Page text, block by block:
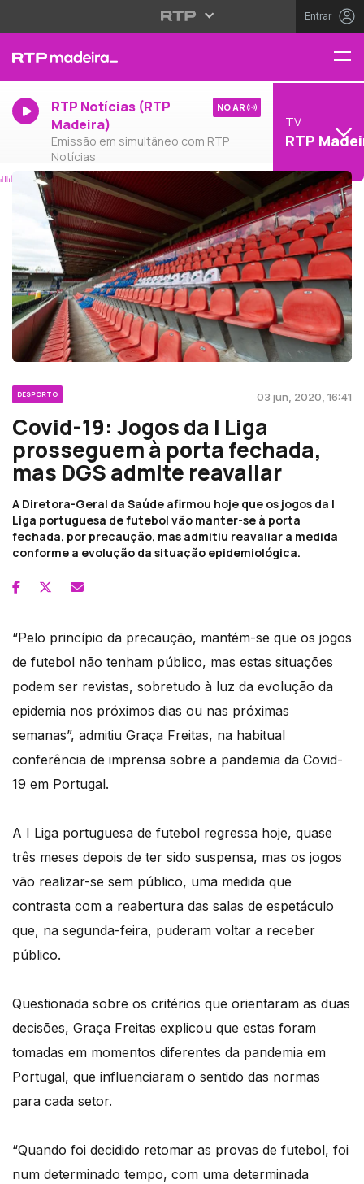
Entrar
RTP Notícias (RTP
Madeira)
Emissão em simultâneo com RTP
Notícias
NO AR
TV
RTP
DESPORTO 03 jun, 2020, 16:41
Covid-19: Jogos da I Liga
prosseguem à porta fechada,
mas DGS admite reavaliar
A Diretora-Geral da Saúde afirmou hoje que os jogos da I
Liga portuguesa de futebol vão manter-se à porta
fechada, por precaução, mas admitiu reavaliar a medida
conforme a evolução da situação epidemiológica.
“Pelo princípio da precaução, mantém-se que os jogos
de futebol não tenham público, mas estas situações
podem ser revistas, sobretudo à luz da evolução da
epidemia nos próximos dias ou nas próximas
semanas”, admitiu Graça Freitas, na habitual
conferência de imprensa sobre a pandemia da Covid-
19 em Portugal.
A I Liga portuguesa de futebol regressa hoje, quase
três meses depois de ter sido suspensa, mas os jogos
vão realizar-se sem público, uma medida que
contrasta com a reabertura das salas de espetáculo
que, na segunda-feira, puderam voltar a receber
público.
Questionada sobre os critérios que orientaram as duas
decisões, Graça Freitas explicou que estas foram
tomadas em momentos diferentes da pandemia em
Portugal, que influenciaram o sentido das normas
para cada setor.
“Quando foi decidido retomar as provas de futebol, foi
num determinado tempo, com uma determinada